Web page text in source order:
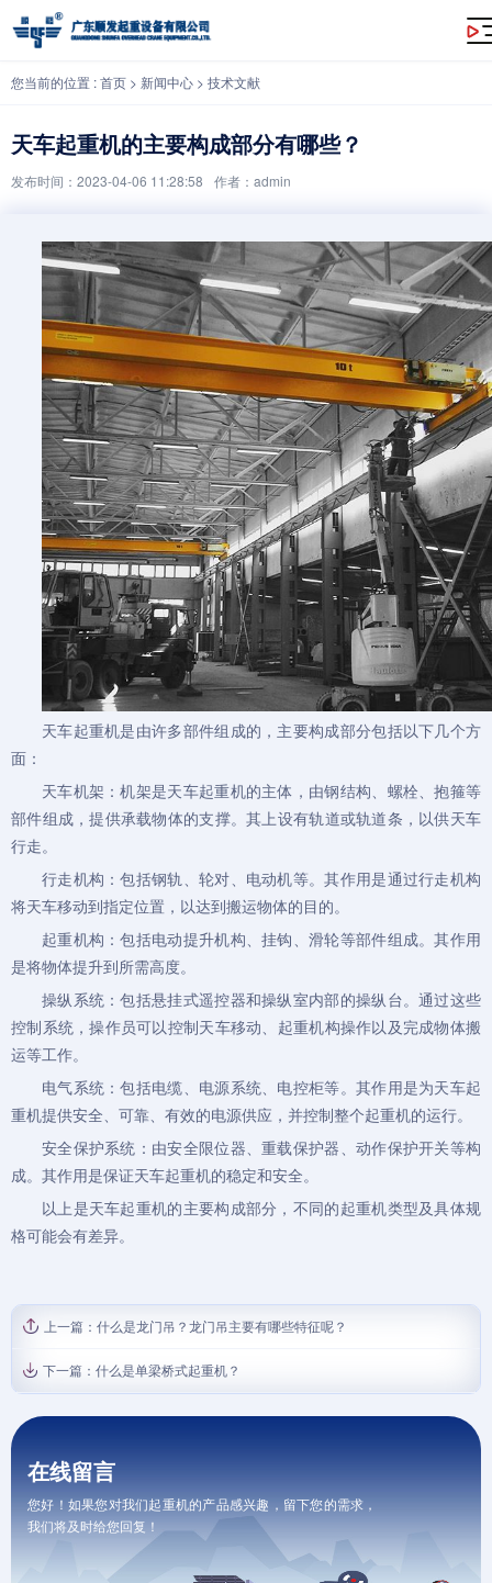
天车起重机的主要构成部分有哪些？
您当前的位置 :首页 > 新闻中心 > 技术文献
天车起重机的主要构成部分有哪些？
发布时间：2023-04-06 11:28:58 作者：admin
天车起重机是由许多部件组成的，主要构成部分包括以下几个方
面：
天车机架：机架是天车起重机的主体，由钢结构、螺栓、抱箍等
部件组成，提供承载物体的支撑。其上设有轨道或轨道条，以供天车
行走。
行走机构：包括钢轨、轮对、电动机等。其作用是通过行走机构
将天车移动到指定位置，以达到搬运物体的目的。
起重机构：包括电动提升机构、挂钩、滑轮等部件组成。其作用
是将物体提升到所需高度。
操纵系统：包括悬挂式遥控器和操纵室内部的操纵台。通过这些
控制系统，操作员可以控制天车移动、起重机构操作以及完成物体搬
运等工作。
电气系统：包括电缆、电源系统、电控柜等。其作用是为天车起
重机提供安全、可靠、有效的电源供应，并控制整个起重机的运行。
安全保护系统：由安全限位器、重载保护器、动作保护开关等构
成。其作用是保证天车起重机的稳定和安全。
以上是天车起重机的主要构成部分，不同的起重机类型及具体规
格可能会有差异。
上一篇： 什么是龙门吊？龙门吊主要有哪些特征呢？
下一篇： 什么是单梁桥式起重机？
在线留言
您好！如果您对我们起重机的产品感兴趣，留下您的需求，
我们将及时给您回复！